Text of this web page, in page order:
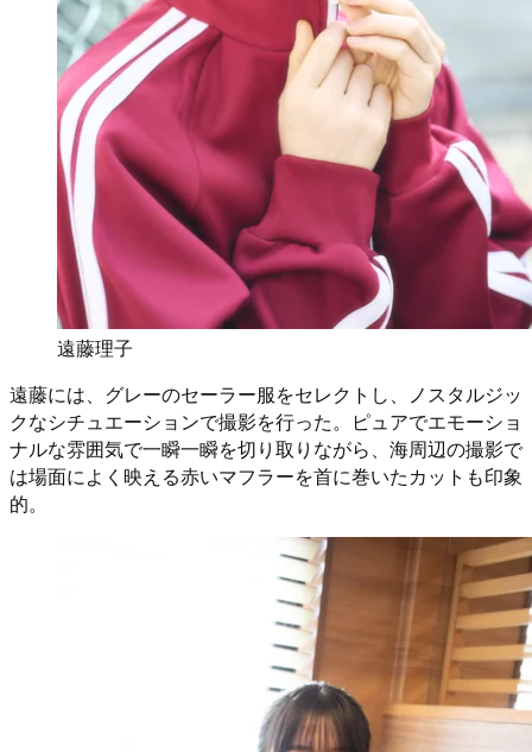
遠藤理子
遠藤には、グレーのセーラー服をセレクトし、ノスタルジッ
クなシチュエーションで撮影を行った。ピュアでエモーショ
ナルな雰囲気で一瞬一瞬を切り取りながら、海周辺の撮影で
は場面によく映える赤いマフラーを首に巻いたカットも印象
的。